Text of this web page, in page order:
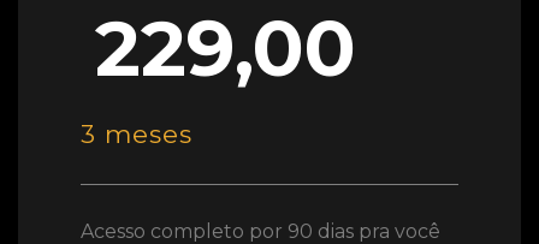
229,00
3 meses
Acesso completo por 90 dias pra você